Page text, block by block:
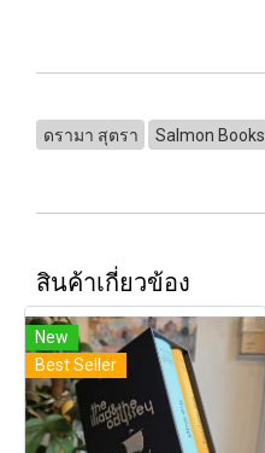
ดรามา สุตรา Salmon Books
สินค้าเกี่ยวข้อง
New
Best Seller